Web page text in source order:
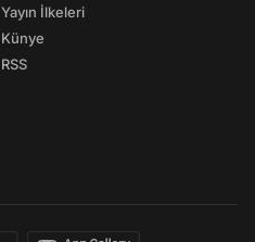
Yayın İlkeleri
Künye
RSS